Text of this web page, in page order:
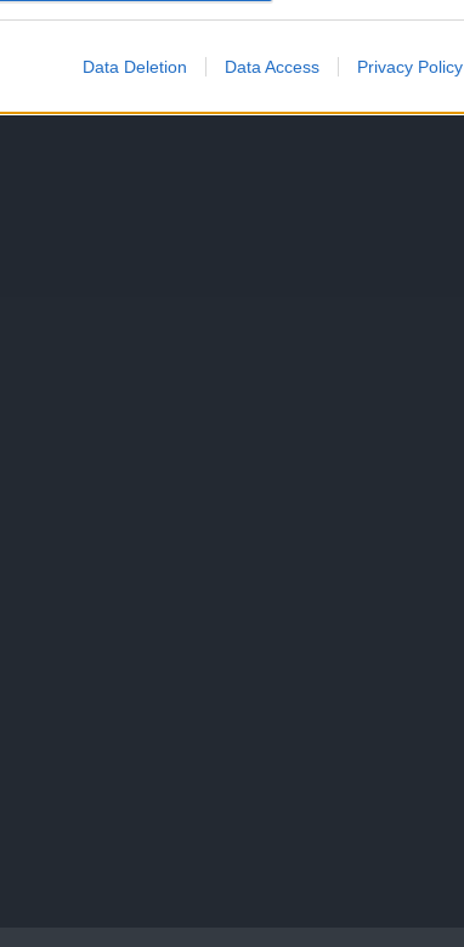
Data Deletion Data Access Privacy Policy